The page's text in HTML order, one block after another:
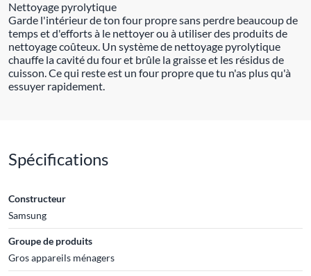
Nettoyage pyrolytique
Garde l'intérieur de ton four propre sans perdre beaucoup de
temps et d'efforts à le nettoyer ou à utiliser des produits de
nettoyage coûteux. Un système de nettoyage pyrolytique
chauffe la cavité du four et brûle la graisse et les résidus de
cuisson. Ce qui reste est un four propre que tu n'as plus qu'à
essuyer rapidement.
Spécifications
Constructeur
Samsung
Groupe de produits
Gros appareils ménagers